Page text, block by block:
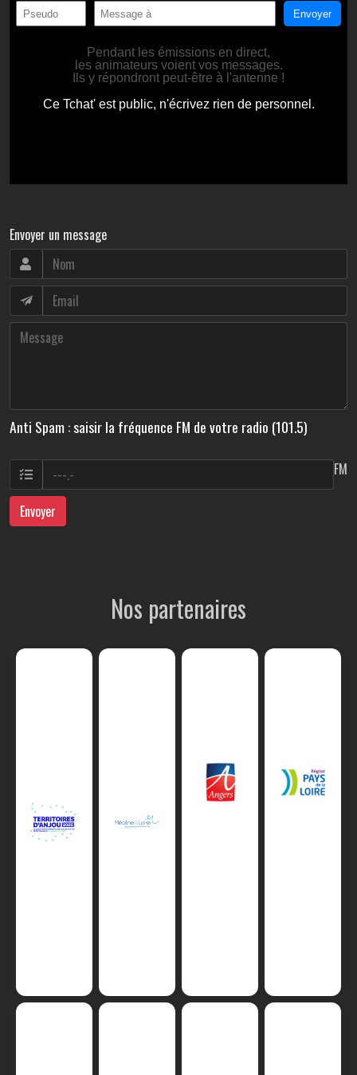
Envoyer un message
Anti Spam : saisir la fréquence FM de votre radio (101.5)
FM
Envoyer
Nos partenaires